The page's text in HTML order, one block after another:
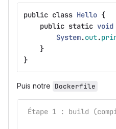
public class Hello {
public static void
System.out.
}
}
Puis notre Dockerfile
Étape 1 : build